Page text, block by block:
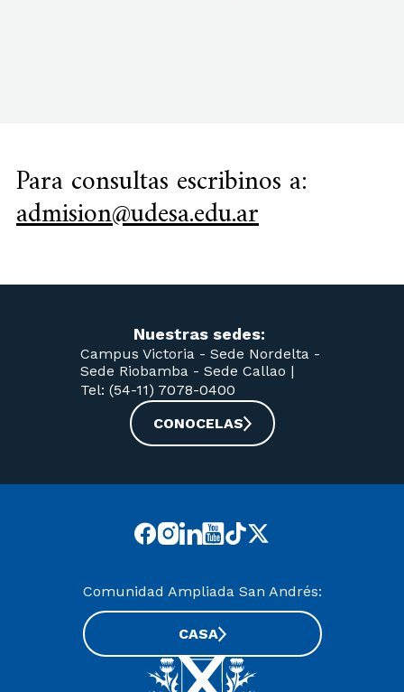
Para consultas escribinos a:
admision@udesa.edu.ar
Nuestras sedes:
Campus Victoria - Sede Nordelta -
Sede Riobamba - Sede Callao |
Tel: (54-11) 7078-0400
CONOCELAS
Comunidad Ampliada San Andrés:
CASA